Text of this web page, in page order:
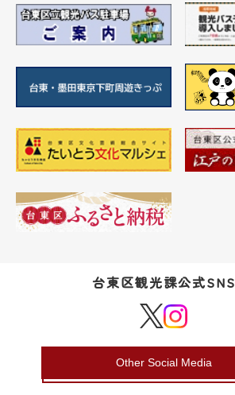
台東区観光課公式SNS
Other Social Media